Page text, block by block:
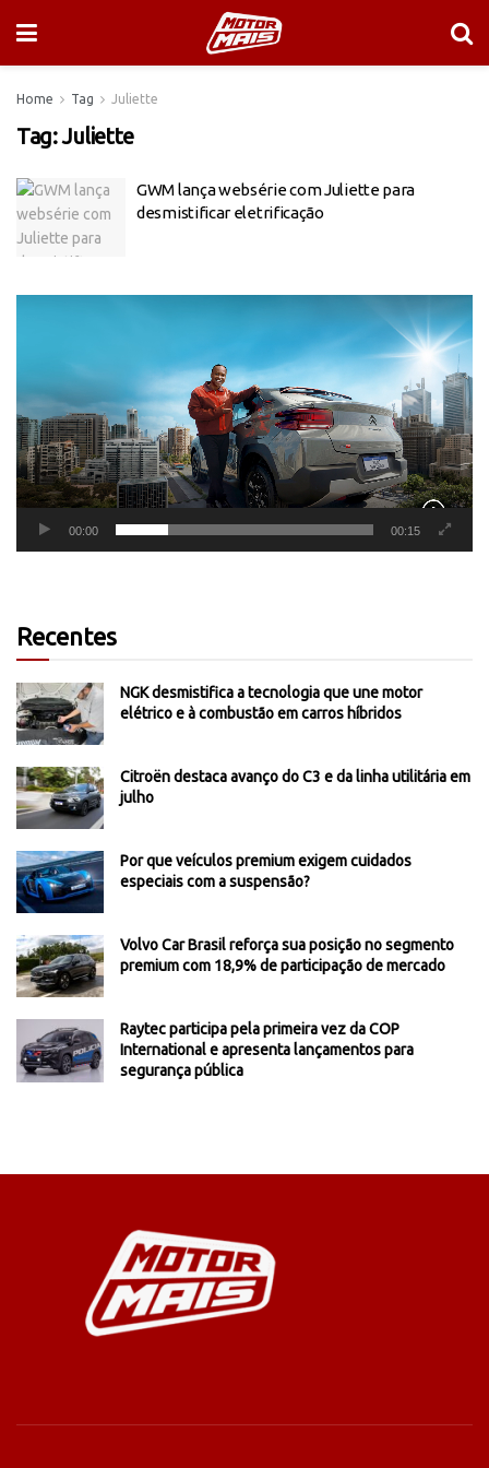
Home Tag Juliette
Tag:Juliette
GWM lança websérie com Juliette para
desmistificar eletrificação
00:00 00:15
Recentes
NGK desmistifica a tecnologia que une motor
elétrico e à combustão em carros híbridos
Citroën destaca avanço do C3 e da linha utilitária em
julho
Por que veículos premium exigem cuidados
especiais com a suspensão?
Volvo Car Brasil reforça sua posição no segmento
premium com 18,9% de participação de mercado
Raytec participa pela primeira vez da COP
International e apresenta lançamentos para
segurança pública